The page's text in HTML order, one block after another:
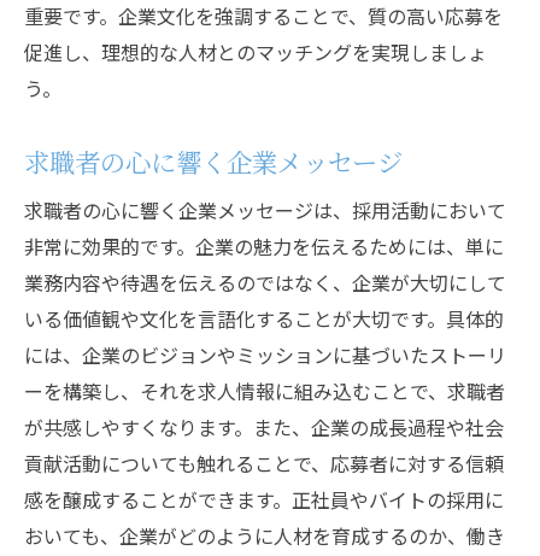
重要です。企業文化を強調することで、質の高い応募を
促進し、理想的な人材とのマッチングを実現しましょ
う。
求職者の心に響く企業メッセージ
求職者の心に響く企業メッセージは、採用活動において
非常に効果的です。企業の魅力を伝えるためには、単に
業務内容や待遇を伝えるのではなく、企業が大切にして
いる価値観や文化を言語化することが大切です。具体的
には、企業のビジョンやミッションに基づいたストーリ
ーを構築し、それを求人情報に組み込むことで、求職者
が共感しやすくなります。また、企業の成長過程や社会
貢献活動についても触れることで、応募者に対する信頼
感を醸成することができます。正社員やバイトの採用に
おいても、企業がどのように人材を育成するのか、働き